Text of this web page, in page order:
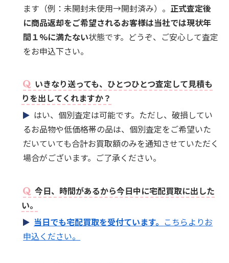
ます（例：未開封未使用→開封済み）。 正式査定後
に商品返却をご希望されるお客様は当社では現状年
間１%に満たない状態です。どうぞ、ご安心して査定
をお申込下さい。
いきなり送っても、ひとつひとつ査定して見積も
りを出してくれますか？
はい、個別査定は可能です。ただし、破損してい
るお品物や低価格帯の品は、個別査定をご希望いた
だいていても合計お買取額のみを通知させていただく
場合がございます。ご了承ください。
今日、時間があるから今日中に宅配買取に出した
い。
当日でも宅配買取を受付ています。 こちらよりお
申込ください。